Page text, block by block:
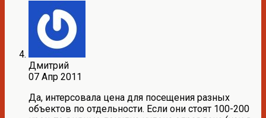
Дмитрий
07 Апр 2011
Да, интерсовала цена для посещения разных
объектов по отдельности. Если они стоят 100-200